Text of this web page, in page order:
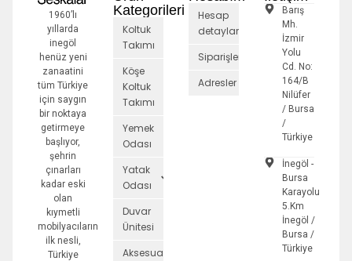
1960’lı
yıllarda
inegöl
henüz yeni
zanaatini
tüm Türkiye
için saygın
bir noktaya
getirmeye
başlıyor,
şehrin
çınarları
kadar eski
olan
kıymetli
mobilyacıların
ilk nesli,
Türkiye
Kategorileri
Koltuk
Takımı
Köşe
Koltuk
Takımı
Yemek
Odası
Yatak
Odası
Duvar
Ünitesi
Aksesuarlar
Hesap
detayları
Siparişler
Adresler
Barış
Mh.
İzmir
Yolu
Cd. No:
164/B
Nilüfer
/ Bursa
/
Türkiye
İnegöl -
Bursa
Karayolu
5.Km
İnegöl /
Bursa /
Türkiye